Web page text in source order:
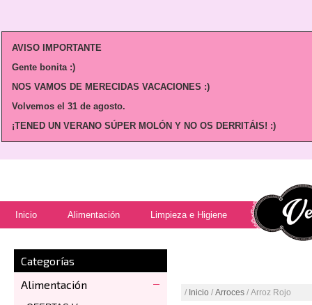
AVISO IMPORTANTE
Gente bonita :)
NOS VAMOS DE MERECIDAS VACACIONES :)
Volvemos el 31 de agosto.
¡TENED UN VERANO SÚPER MOLÓN Y NO OS DERRITÁIS! :)
Inicio Alimentación Limpieza e Higiene
Categorías
Alimentación
/ Inicio / Arroces / Arroz Rojo